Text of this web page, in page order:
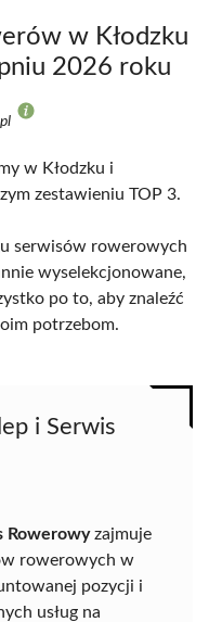
w Kłodzku
2026 roku
w Kłodzku i
zestawieniu TOP 3.
serwisów rowerowych
wyselekcjonowane,
po to, aby znaleźć
potrzebom.
i Serwis
Rowerowyzajmuje
rowerowych w
pozycji i
usług na